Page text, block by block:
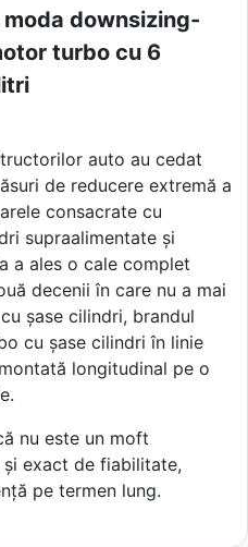
downsizing-
turbo cu 6
auto au cedat
de reducere extremă a
consacrate cu
supraalimentate și
a ales o cale complet
decenii în care nu a mai
șase cilindri, brandul
cu șase cilindri în linie
longitudinal pe o
nu este un moft
exact de fiabilitate,
pe termen lung.